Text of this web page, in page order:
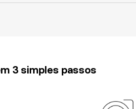
3 simples passos